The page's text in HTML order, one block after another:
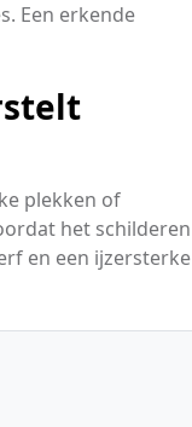
Een erkende
plekken of
het schilderen
en een ijzersterke